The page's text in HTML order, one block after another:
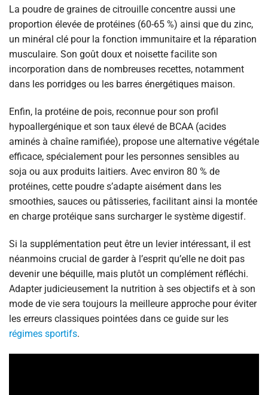
La poudre de graines de citrouille concentre aussi une
proportion élevée de protéines (60-65 %) ainsi que du zinc,
un minéral clé pour la fonction immunitaire et la réparation
musculaire. Son goût doux et noisette facilite son
incorporation dans de nombreuses recettes, notamment
dans les porridges ou les barres énergétiques maison.
Enfin, la protéine de pois, reconnue pour son profil
hypoallergénique et son taux élevé de BCAA (acides
aminés à chaîne ramifiée), propose une alternative végétale
efficace, spécialement pour les personnes sensibles au
soja ou aux produits laitiers. Avec environ 80 % de
protéines, cette poudre s’adapte aisément dans les
smoothies, sauces ou pâtisseries, facilitant ainsi la montée
en charge protéique sans surcharger le système digestif.
Si la supplémentation peut être un levier intéressant, il est
néanmoins crucial de garder à l’esprit qu’elle ne doit pas
devenir une béquille, mais plutôt un complément réfléchi.
Adapter judicieusement la nutrition à ses objectifs et à son
mode de vie sera toujours la meilleure approche pour éviter
les erreurs classiques pointées dans ce guide sur les
régimes sportifs.